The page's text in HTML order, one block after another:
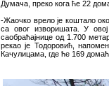
Думача, преко кога ће 22
-Жаочко врело је коштало
са овог изворишата. У
саобраћајнице од 1.700
рекао је Тодоровић,
Качулицама, где ће 169